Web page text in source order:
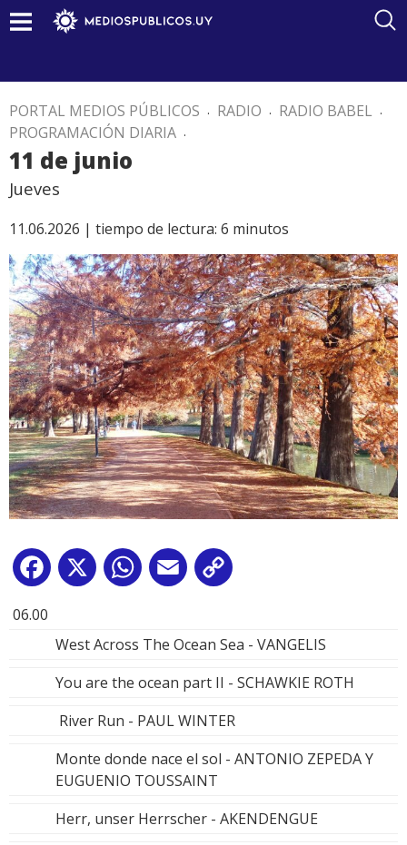
PORTAL MEDIOS PÚBLICOS . RADIO . RADIO BABEL .
PROGRAMACIÓN DIARIA .
11 de junio
Jueves
11.06.2026 | tiempo de lectura: 6 minutos
Facebook
X WhatsApp
Email
06.00
West Across The Ocean Sea - VANGELIS
You are the ocean part II - SCHAWKIE ROTH
River Run - PAUL WINTER
Monte donde nace el sol - ANTONIO ZEPEDA Y
EUGUENIO TOUSSAINT
Herr, unser Herrscher - AKENDENGUE